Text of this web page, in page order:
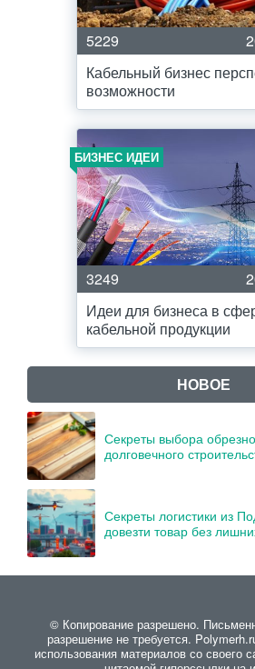
5229
Кабельный бизнес
возможности
БИЗНЕС ИДЕИ
3249
Идеи для бизнеса в
кабельной продукции
НОВОЕ
Секреты выбора
долговечного
Секреты логистики из
довезти товар без
© Копирование разрешено.
разрешение не требуется.
использования материалов со своего